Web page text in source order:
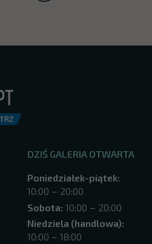
DZIŚ GALERIA OTWARTA
Poniedziałek-piątek:
10:00 – 20:00
Sobota: 10:00 – 20:00
Niedziela (handlowa):
10:00 – 18:00